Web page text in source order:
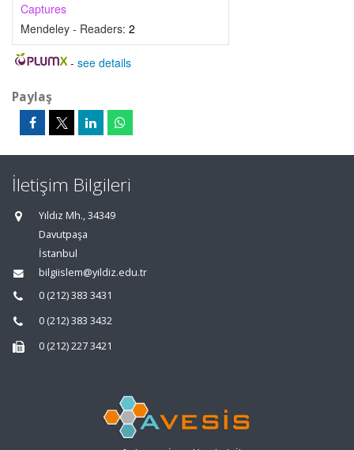
Captures
Mendeley - Readers: 2
- see details
Paylaş
İletişim Bilgileri
Yıldız Mh., 34349
Davutpaşa
İstanbul
bilgiislem@yildiz.edu.tr
0 (212) 383 3431
0 (212) 383 3432
0 (212) 227 3421